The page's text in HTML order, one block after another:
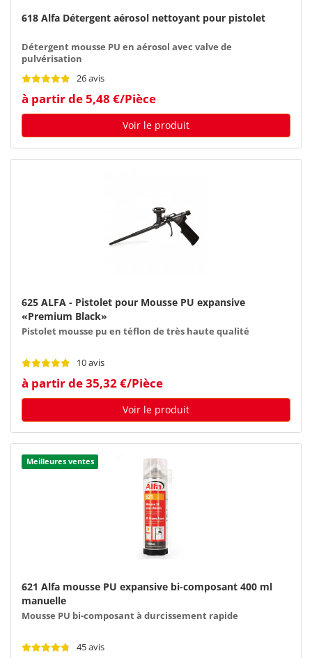
618 Alfa Détergent aérosol nettoyant pour pistolet
Détergent mousse PU en aérosol avec valve de
pulvérisation
26 avis
à partir de 5,48 €/Pièce
Voir le produit
625 ALFA - Pistolet pour Mousse PU expansive
«Premium Black»
Pistolet mousse pu en téflon de très haute qualité
10 avis
à partir de 35,32 €/Pièce
Voir le produit
Meilleures ventes
621 Alfa mousse PU expansive bi-composant 400 ml
manuelle
Mousse PU bi-composant à durcissement rapide
45 avis